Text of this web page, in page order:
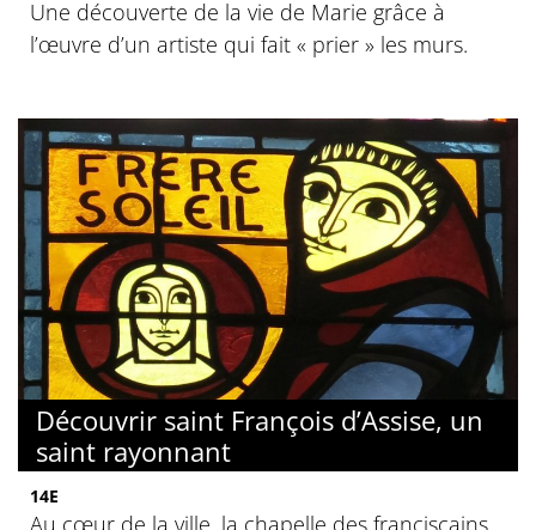
Une découverte de la vie de Marie grâce à
l’œuvre d’un artiste qui fait « prier » les murs.
Découvrir saint François d’Assise, un
saint rayonnant
14E
Au cœur de la ville, la chapelle des franciscains